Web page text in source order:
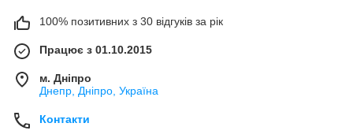
100% позитивних з 30 відгуків за рік
Працює з 01.10.2015
м. Дніпро
Днепр, Дніпро, Україна
Контакти